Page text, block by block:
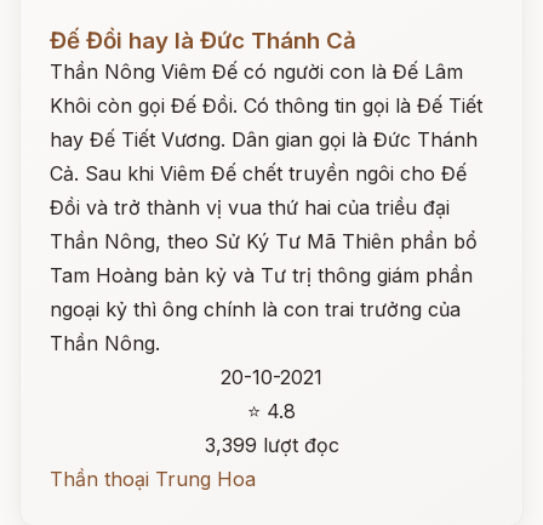
Đọc ngay
Đế Đồi hay là Đức Thánh Cả
Thần Nông Viêm Đế có người con là Đế Lâm
Khôi còn gọi Đế Đồi. Có thông tin gọi là Đế Tiết
hay Đế Tiết Vương. Dân gian gọi là Đức Thánh
Cả. Sau khi Viêm Đế chết truyền ngôi cho Đế
Đồi và trở thành vị vua thứ hai của triều đại
Thần Nông, theo Sử Ký Tư Mã Thiên phần bổ
Tam Hoàng bản kỷ và Tư trị thông giám phần
ngoại kỷ thì ông chính là con trai trưởng của
Thần Nông.
20-10-2021
⭐ 4.8
3,399 lượt đọc
Thần thoại Trung Hoa